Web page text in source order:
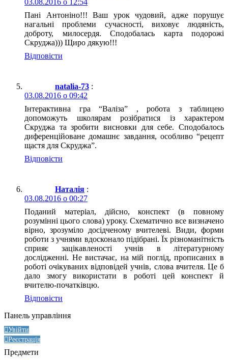
Пані Антоніно!!! Ваш урок чудовий, адже порушує
нагальні проблеми сучасності, виховує людяність,
доброту, милосердя. Сподобалась карта подорожі
Скруджа))) Щиро дякую!!!
Відповіcти
natalia-73 :
03.08.2016 о 09:42
Інтерактивна гра “Валіза” , робота з таблицею
допоможуть школярам розібратися із характером
Скруджа та зробити висновки для себе. Сподобалось
диференційоване домашнє завдання, особливо “рецепт
щастя для Скруджа”.
Відповіcти
Наталія :
03.08.2016 о 00:27
Поданий матеріал, дійсно, конспект (в повному
розумінні цього слова) уроку. Схематично все визначено
вірно, зрозуміло досідченому вчителеві. Види, форми
роботи з учнями вдосконало підібрані. Їх різноманітність
сприяє зацікавленості учнів в літературному
дослідженні. Не вистачає, на мій поглід, прописаних в
роботі очікуваних відповідей учнів, слова вчителя. Це б
дало змогу використати в роботі цей конспект й
вчителю-початківцю.
Відповіcти
Панель управління
Увійти
Реєстрація
Предмети